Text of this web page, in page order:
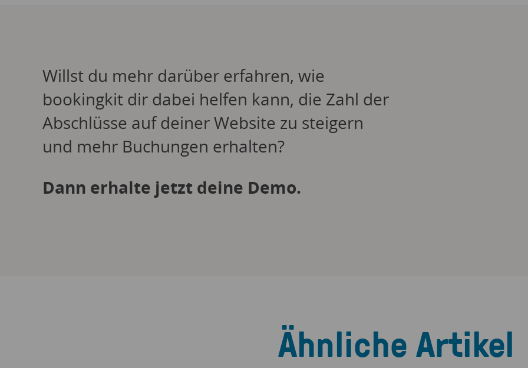
Willst du mehr darüber erfahren, wie
bookingkit dir dabei helfen kann, die Zahl der
Abschlüsse auf deiner Website zu steigern
und mehr Buchungen erhalten?
Dann erhalte jetzt deine Demo.
Ähnliche Artikel